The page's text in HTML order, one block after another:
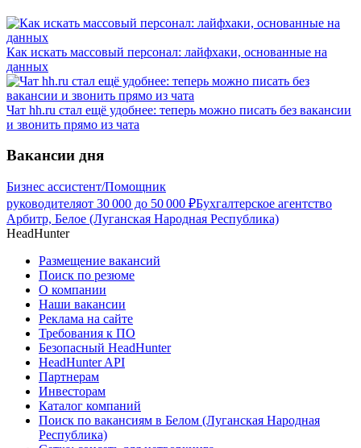
Как искать массовый персонал: лайфхаки, основанные на
данных
Чат hh.ru стал ещё удобнее: теперь можно писать без вакансии
и звонить прямо из чата
Вакансии дня
Бизнес ассистент/Помощник
руководителяот 30 000 до 50 000 ₽Бухгалтерское агентство
Арбитр, Белое (Луганская Народная Республика)
HeadHunter
Размещение вакансий
Поиск по резюме
О компании
Наши вакансии
Реклама на сайте
Требования к ПО
Безопасный HeadHunter
HeadHunter API
Партнерам
Инвесторам
Каталог компаний
Поиск по вакансиям в Белом (Луганская Народная
Республика)